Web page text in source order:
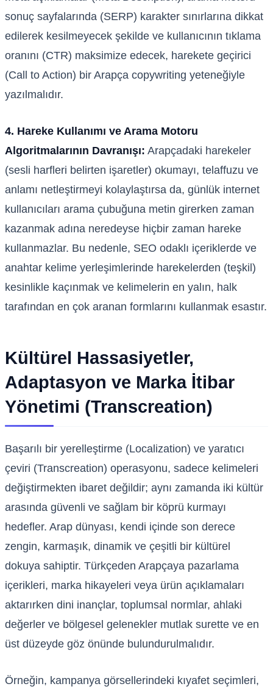
sonuç sayfalarında (SERP) karakter sınırlarına dikkat
edilerek kesilmeyecek şekilde ve kullanıcının tıklama
oranını (CTR) maksimize edecek, harekete geçirici
(Call to Action) bir Arapça copywriting yeteneğiyle
yazılmalıdır.
4. Hareke Kullanımı ve Arama Motoru
Algoritmalarının Davranışı: Arapçadaki harekeler
(sesli harfleri belirten işaretler) okumayı, telaffuzu ve
anlamı netleştirmeyi kolaylaştırsa da, günlük internet
kullanıcıları arama çubuğuna metin girerken zaman
kazanmak adına neredeyse hiçbir zaman hareke
kullanmazlar. Bu nedenle, SEO odaklı içeriklerde ve
anahtar kelime yerleşimlerinde harekelerden (teşkil)
kesinlikle kaçınmak ve kelimelerin en yalın, halk
tarafından en çok aranan formlarını kullanmak esastır.
Kültürel Hassasiyetler,
Adaptasyon ve Marka İtibar
Yönetimi (Transcreation)
Başarılı bir yerelleştirme (Localization) ve yaratıcı
çeviri (Transcreation) operasyonu, sadece kelimeleri
değiştirmekten ibaret değildir; aynı zamanda iki kültür
arasında güvenli ve sağlam bir köprü kurmayı
hedefler. Arap dünyası, kendi içinde son derece
zengin, karmaşık, dinamik ve çeşitli bir kültürel
dokuya sahiptir. Türkçeden Arapçaya pazarlama
içerikleri, marka hikayeleri veya ürün açıklamaları
aktarırken dini inançlar, toplumsal normlar, ahlaki
değerler ve bölgesel gelenekler mutlak surette ve en
üst düzeyde göz önünde bulundurulmalıdır.
Örneğin, kampanya görsellerindeki kıyafet seçimleri,